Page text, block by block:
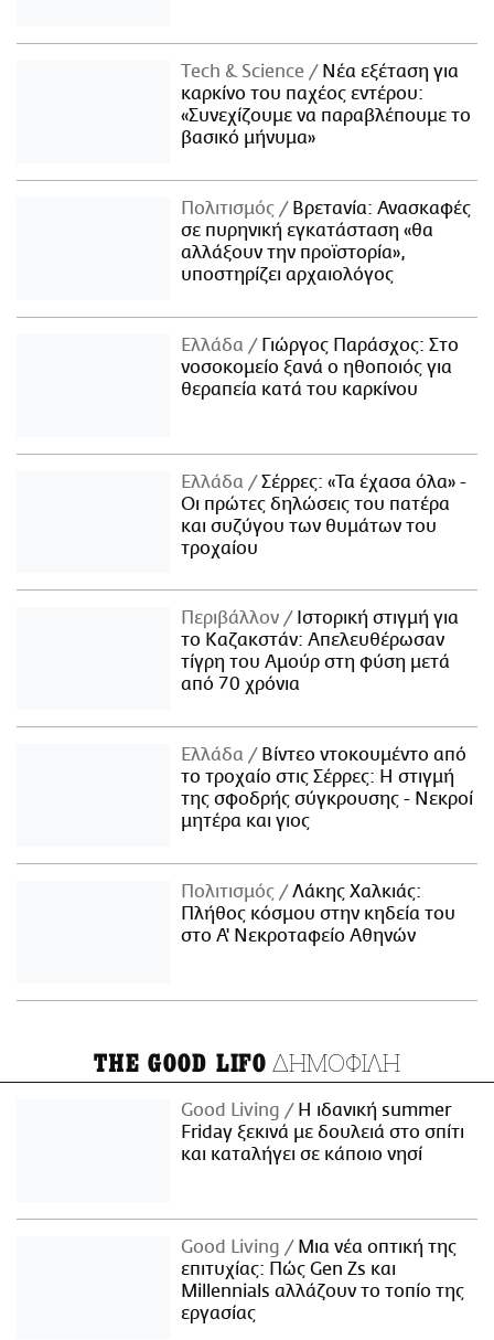
Τech & Science
Νέα εξέταση για
καρκίνο του παχέος εντέρου:
«Συνεχίζουμε να παραβλέπουμε το
βασικό μήνυμα»
Πολιτισμός
Βρετανία: Ανασκαφές
σε πυρηνική εγκατάσταση «θα
αλλάξουν την προϊστορία»,
υποστηρίζει αρχαιολόγος
Ελλάδα
Γιώργος Παράσχος: Στο
νοσοκομείο ξανά ο ηθοποιός για
θεραπεία κατά του καρκίνου
Ελλάδα
Σέρρες: «Τα έχασα όλα» -
Οι πρώτες δηλώσεις του πατέρα
και συζύγου των θυμάτων του
τροχαίου
Περιβάλλον
Ιστορική στιγμή για
το Καζακστάν: Απελευθέρωσαν
τίγρη του Αμούρ στη φύση μετά
από 70 χρόνια
Ελλάδα
Βίντεο ντοκουμέντο από
το τροχαίο στις Σέρρες: Η στιγμή
της σφοδρής σύγκρουσης - Νεκροί
μητέρα και γιος
Πολιτισμός
Λάκης Χαλκιάς:
Πλήθος κόσμου στην κηδεία του
στο Α' Νεκροταφείο Αθηνών
THE GOOD LIFO ΔΗΜΟΦΙΛΗ
Good Living
Η ιδανική summer
Friday ξεκινά με δουλειά στο σπίτι
και καταλήγει σε κάποιο νησί
Good Living
Μια νέα οπτική της
επιτυχίας: Πώς Gen Zs και
Millennials αλλάζουν το τοπίο της
εργασίας